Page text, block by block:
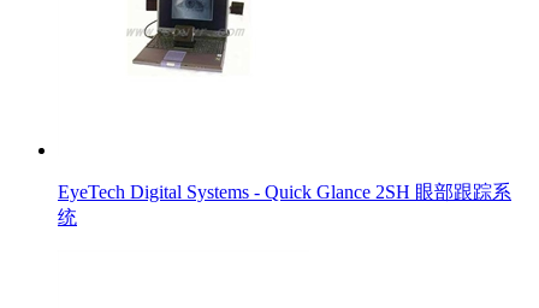
EyeTech Digital Systems - Quick Glance 2SH 眼部跟踪系
统